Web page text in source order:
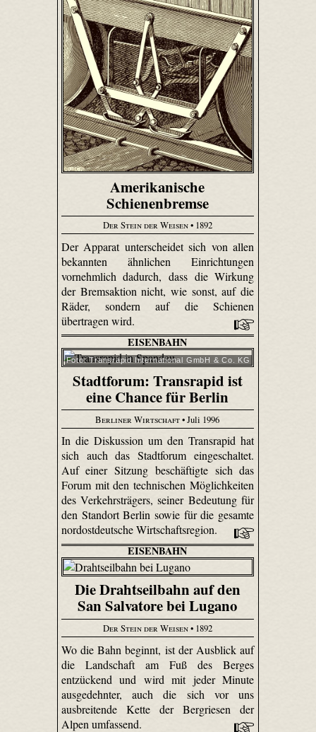
Amerikanische
Schienenbremse
Der Stein der Weisen• 1892
Der Apparat unterscheidet sich von allen
bekannten ähnlichen Einrichtungen
vornehmlich dadurch, dass die Wirkung
der Bremsaktion nicht, wie sonst, auf die
Räder, sondern auf die Schienen
übertragen wird.
EISENBAHN
Foto: Transrapid International GmbH & Co. KG
Stadtforum: Transrapid ist
eine Chance für Berlin
Berliner Wirtschaft• Juli 1996
In die Diskussion um den Transrapid hat
sich auch das Stadtforum eingeschaltet.
Auf einer Sitzung beschäftigte sich das
Forum mit den technischen Möglichkeiten
des Verkehrsträgers, seiner Bedeutung für
den Standort Berlin sowie für die gesamte
nordostdeutsche Wirtschaftsregion.
EISENBAHN
Die Drahtseilbahn auf den
San Salvatore bei Lugano
Der Stein der Weisen• 1892
Wo die Bahn beginnt, ist der Ausblick auf
die Landschaft am Fuß des Berges
entzückend und wird mit jeder Minute
ausgedehnter, auch die sich vor uns
ausbreitende Kette der Bergriesen der
Alpen umfassend.